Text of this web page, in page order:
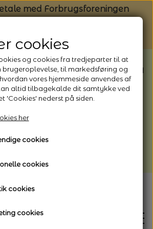
med Forbrugsforeningen
har ferielukket* fra
er åben og sender hele
på, at der kan være lidt
cookies
og cookies fra tredjeparter til at
brugeroplevelse, til markedsføring og
vores hjemmeside anvendes af
altid tilbagekalde dit samtykke ved
'Cookies' nederst på siden.
her
cookies
cookies
cookies
cookies